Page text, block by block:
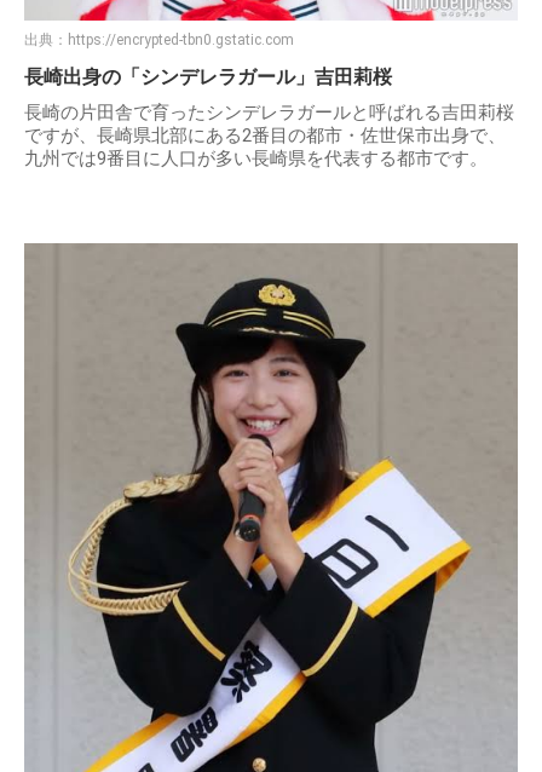
出典： https://encrypted-tbn0.gstatic.com
長崎出身の「シンデレラガール」吉田莉桜
長崎の片田舎で育ったシンデレラガールと呼ばれる吉田莉桜
ですが、長崎県北部にある2番目の都市・佐世保市出身で、
九州では9番目に人口が多い長崎県を代表する都市です。